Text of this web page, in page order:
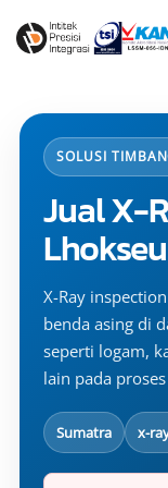
SOLUSI
Jual X-
X-Ray
benda asing di
seperti logam,
lain pada
Sumatra x-